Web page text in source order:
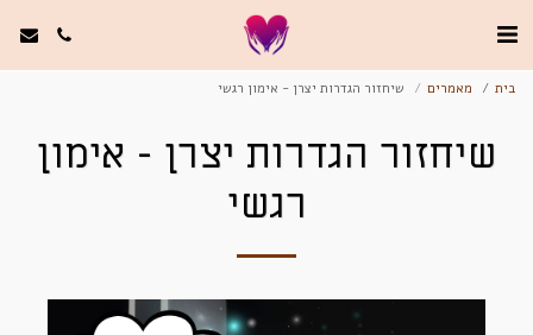
בית מאמרים שיחזור הגדרות יצרן - אימון רגשי
שיחזור הגדרות יצרן - אימון
רגשי